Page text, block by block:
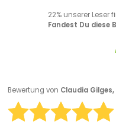
22% unserer Leser
Fandest Du diese
Bewertung von Claudia Gilges,